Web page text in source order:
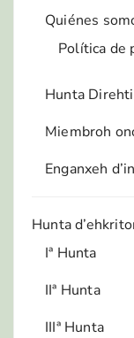
Quiénes
Política de
Hunta
Miembroh
Enganxeh
Hunta
Iª Hunta
IIª Hunta
IIIª Hunta